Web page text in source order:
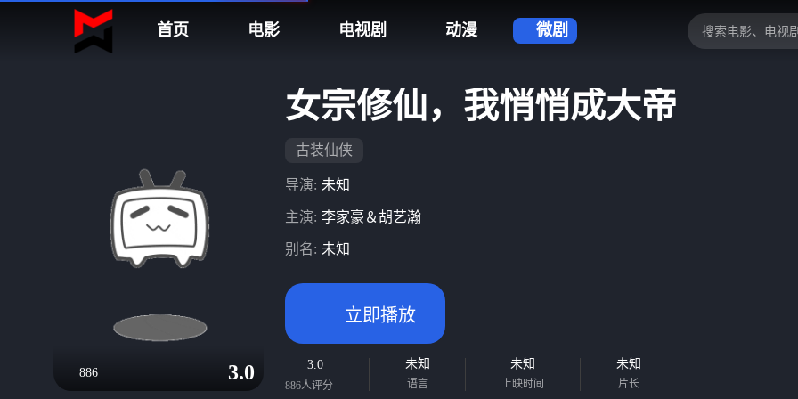
首页 电影 电视剧 动漫 微剧
886 3.0
女宗修仙，我悄悄成大帝
古装仙侠
导演: 未知
主演: 李家豪＆胡艺瀚
别名: 未知
立即播放
3.0
886人评分
未知
语言
未知
上映时间
未知
片长